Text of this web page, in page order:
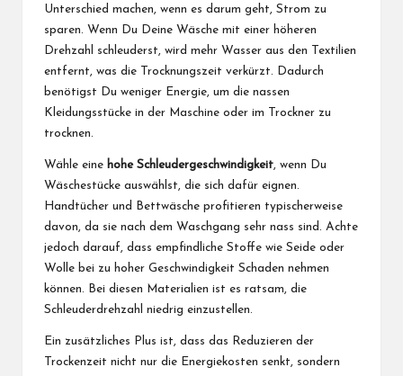
Unterschied machen, wenn es darum geht, Strom zu
sparen. Wenn Du Deine Wäsche mit einer höheren
Drehzahl schleuderst, wird mehr Wasser aus den Textilien
entfernt, was die Trocknungszeit verkürzt. Dadurch
benötigst Du weniger Energie, um die nassen
Kleidungsstücke in der Maschine oder im Trockner zu
trocknen.
Wähle eine hohe Schleudergeschwindigkeit , wenn Du
Wäschestücke auswählst, die sich dafür eignen.
Handtücher und Bettwäsche profitieren typischerweise
davon, da sie nach dem Waschgang sehr nass sind. Achte
jedoch darauf, dass empfindliche Stoffe wie Seide oder
Wolle bei zu hoher Geschwindigkeit Schaden nehmen
können. Bei diesen Materialien ist es ratsam, die
Schleuderdrehzahl niedrig einzustellen.
Ein zusätzliches Plus ist, dass das Reduzieren der
Trockenzeit nicht nur die Energiekosten senkt, sondern